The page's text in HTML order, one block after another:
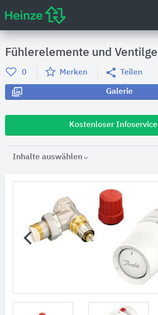
Fühlerelemente und
0 Merken Teilen
Galerie
Kostenloser Infoservice
Inhalte auswählen